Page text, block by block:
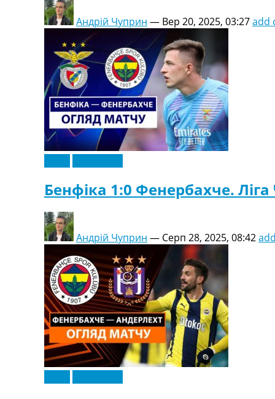
Андрій Чуприн — Вер 20, 2025, 03:27add
Бенфіка 1:0 Фенербахче.
Андрій Чуприн — Серп 28, 2025, 08:42